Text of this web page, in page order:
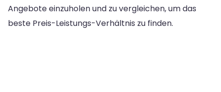
Angebote einzuholen und zu vergleichen, um das
beste Preis-Leistungs-Verhältnis zu finden.